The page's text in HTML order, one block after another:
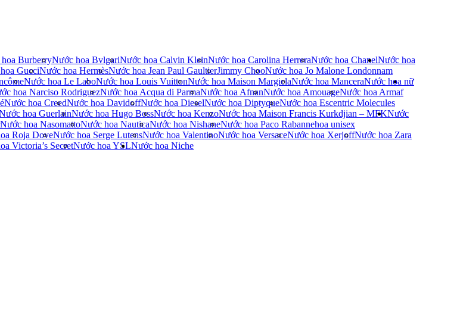
BurberryNước hoa BvlgariNước hoa Calvin KleinNước hoa Carolina HerreraNước hoa Chanel
GucciNước hoa HermèsNước hoa Jean Paul GaultierJimmy ChooNước hoa Jo Malone London
Nước hoa Le LaboNước hoa Louis VuittonNước hoa Maison MargielaNước hoa Mancera
hoa Narciso RodriguezNước hoa Acqua di ParmaNước hoa AfnanNước hoa AmouageNước hoa Armaf
Nước hoa CreedNước hoa DavidoffNước hoa DieselNước hoa DiptyqueNước hoa Escentric Molecules
hoa GuerlainNước hoa Hugo BossNước hoa KenzoNước hoa Maison Francis Kurkdjian – MFK
Nước hoa NasomattoNước hoa NauticaNước hoa NishaneNước hoa Paco Rabanne
Roja DoveNước hoa Serge LutensNước hoa ValentinoNước hoa VersaceNước hoa XerjoffNước hoa Zara
Victoria’s SecretNước hoa YSL
Nước hoa
nam
Nước hoa nữ
Nước
hoa unisex
Nước hoa Niche